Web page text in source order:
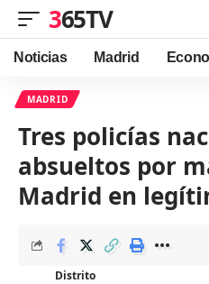
365TV
Noticias Madrid
MADRID
Tres policías
absueltos por
Madrid en
Distrito